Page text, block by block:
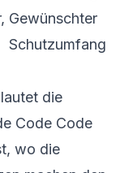
Gewünschter
Schutzumfang
die
Code Code
wo die